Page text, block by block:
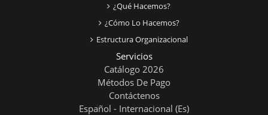
¿Qué Hacemos?
¿Cómo Lo Hacemos?
Estructura Organizacional
Servicios
Catálogo 2026
Métodos De Pago
Contáctenos
Español - Internacional ‎(es)‎